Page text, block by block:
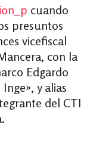
cuando
presuntos
vicefiscal
con la
Edgardo
y alias
del CTI